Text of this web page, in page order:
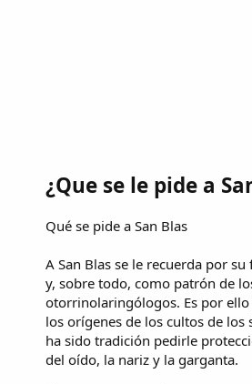
¿Que se le pide a
Qué se pide a San Blas
A San Blas se le recuerda por
y, sobre todo, como patrón de
otorrinolaringólogos. Es por
los orígenes de los cultos de los
ha sido tradición pedirle
del oído, la nariz y la garganta.